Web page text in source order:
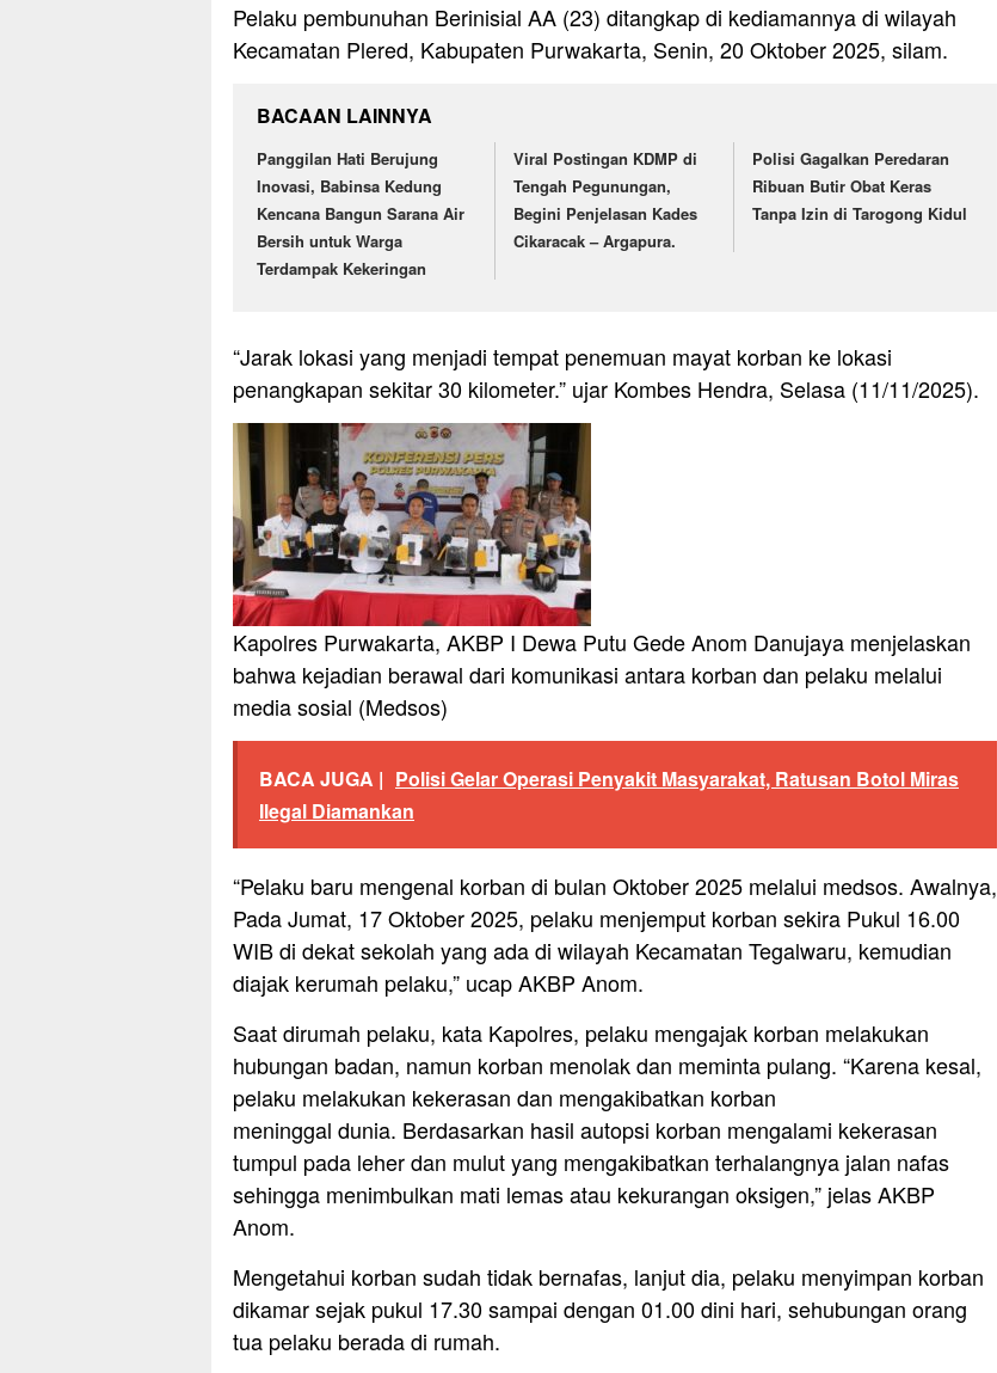
Pelaku pembunuhan Berinisial AA (23) ditangkap di kediamannya di wilayah
Kecamatan Plered, Kabupaten Purwakarta, Senin, 20 Oktober 2025, silam.
BACAAN LAINNYA
Panggilan Hati Berujung
Inovasi, Babinsa Kedung
Kencana Bangun Sarana Air
Bersih untuk Warga
Terdampak Kekeringan
Viral Postingan KDMP di
Tengah Pegunungan,
Begini Penjelasan Kades
Cikaracak – Argapura.
Polisi Gagalkan Peredaran
Ribuan Butir Obat Keras
Tanpa Izin di Tarogong Kidul
“Jarak lokasi yang menjadi tempat penemuan mayat korban ke lokasi
penangkapan sekitar 30 kilometer.” ujar Kombes Hendra, Selasa (11/11/2025).
Kapolres Purwakarta, AKBP I Dewa Putu Gede Anom Danujaya menjelaskan
bahwa kejadian berawal dari komunikasi antara korban dan pelaku melalui
media sosial (Medsos)
BACA JUGA | Polisi Gelar Operasi Penyakit Masyarakat, Ratusan Botol Miras
Ilegal Diamankan
“Pelaku baru mengenal korban di bulan Oktober 2025 melalui medsos. Awalnya,
Pada Jumat, 17 Oktober 2025, pelaku menjemput korban sekira Pukul 16.00
WIB di dekat sekolah yang ada di wilayah Kecamatan Tegalwaru, kemudian
diajak kerumah pelaku,” ucap AKBP Anom.
Saat dirumah pelaku, kata Kapolres, pelaku mengajak korban melakukan
hubungan badan, namun korban menolak dan meminta pulang. “Karena kesal,
pelaku melakukan kekerasan dan mengakibatkan korban
meninggal dunia. Berdasarkan hasil autopsi korban mengalami kekerasan
tumpul pada leher dan mulut yang mengakibatkan terhalangnya jalan nafas
sehingga menimbulkan mati lemas atau kekurangan oksigen,” jelas AKBP
Anom.
Mengetahui korban sudah tidak bernafas, lanjut dia, pelaku menyimpan korban
dikamar sejak pukul 17.30 sampai dengan 01.00 dini hari, sehubungan orang
tua pelaku berada di rumah.